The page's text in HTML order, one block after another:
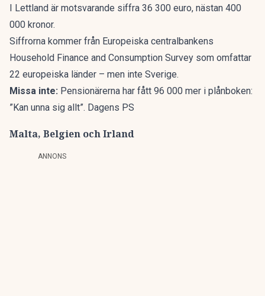
I Lettland är motsvarande siffra 36 300 euro, nästan 400
000 kronor.
Siffrorna kommer från Europeiska centralbankens
Household Finance and Consumption Survey som omfattar
22 europeiska länder – men inte Sverige.
Missa inte: Pensionärerna har fått 96 000 mer i plånboken:
”Kan unna sig allt”. Dagens PS
Malta, Belgien och Irland
ANNONS